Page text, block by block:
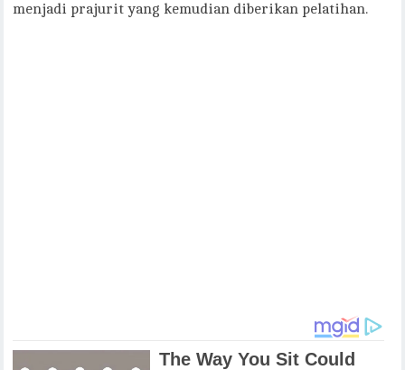
menjadi prajurit yang kemudian diberikan pelatihan.